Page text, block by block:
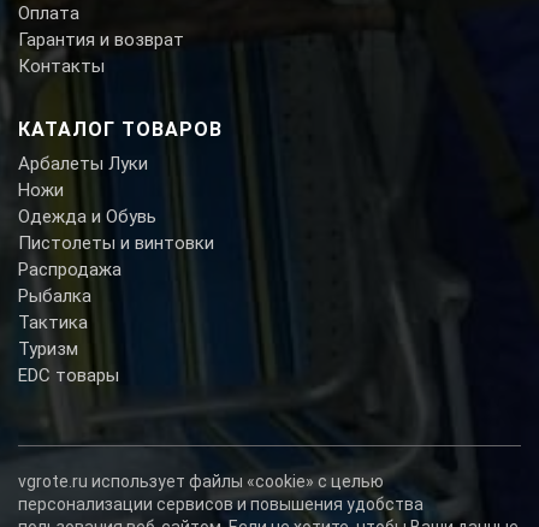
Оплата
Гарантия и возврат
Контакты
КАТАЛОГ ТОВАРОВ
Арбалеты Луки
Ножи
Одежда и Обувь
Пистолеты и винтовки
Распродажа
Рыбалка
Тактика
Туризм
EDC товары
vgrote.ru использует файлы «cookie» с целью
персонализации сервисов и повышения удобства